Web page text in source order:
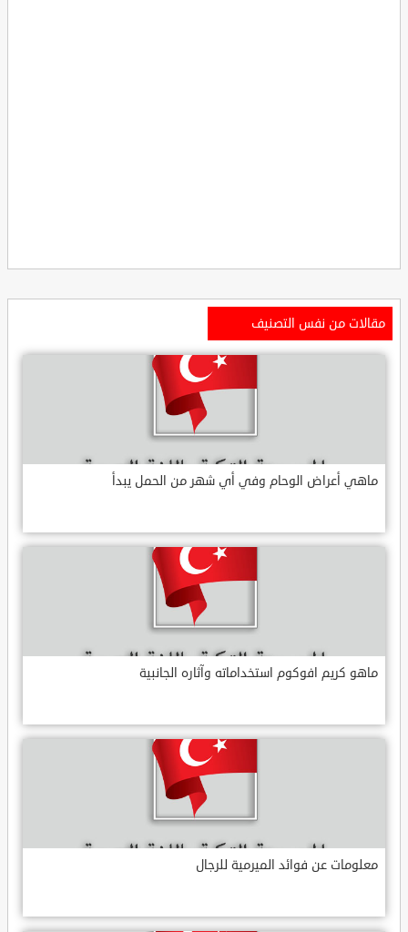
مقالات من نفس التصنيف
ماهي أعراض الوحام وفي أي شهر من الحمل يبدأ
ماهو كريم افوكوم استخداماته وآثاره الجانبية
معلومات عن فوائد الميرمية للرجال